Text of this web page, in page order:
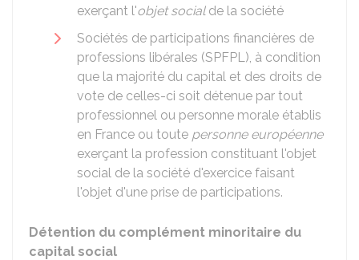
exerçant l'objet socialde la société
Sociétés de participations financières de
professions libérales (SPFPL), à condition
que la majorité du capital et des droits de
vote de celles-ci soit détenue par tout
professionnel ou personne morale établis
en France ou toute personne européenne
exerçant la profession constituant l'objet
social de la société d'exercice faisant
l'objet d'une prise de participations.
Détention du complément minoritaire du
capital social